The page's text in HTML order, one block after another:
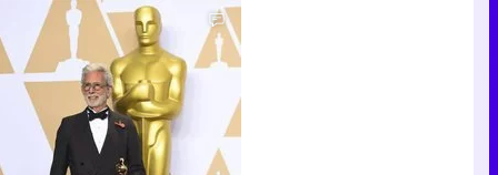
Tráiler de la tercera temporada de 'The Walking Dead: Dead City' de AMC+
Canción ganadora de Eurovisión 2026: DARA con "Bangaranga" por Bulgaria